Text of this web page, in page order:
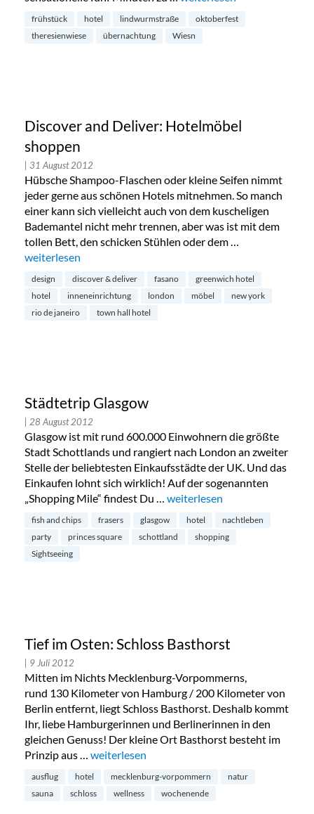
frühstück hotel lindwurmstraße
oktoberfest
theresienwiese
übernachtung Wiesn
Discover and Deliver: Hotelmöbel
shoppen
| 31 August 2012
Hübsche Shampoo-Flaschen oder kleine Seifen nimmt
jeder gerne aus schönen Hotels mitnehmen. So manch
einer kann sich vielleicht auch von dem kuscheligen
Bademantel nicht mehr trennen, aber was ist mit dem
tollen Bett, den schicken Stühlen oder dem …
„Discover and Deliver: Hotelmöbel shoppen“
weiterlesen
design discover & deliver fasano
greenwich hotel
hotel
inneneinrichtung london möbel
new york
rio de janeiro
town hall hotel
Städtetrip Glasgow
| 28 August 2012
Glasgow ist mit rund 600.000 Einwohnern die größte
Stadt Schottlands und rangiert nach London an zweiter
Stelle der beliebtesten Einkaufsstädte der UK. Und das
Einkaufen lohnt sich wirklich! Auf der sogenannten
„Shopping Mile“ findest Du … „Städtetrip Glasgow“
weiterlesen
fish and chips frasers glasgow hotel
nachtleben
party
princes square schottland
shopping
Sightseeing
Tief im Osten: Schloss Basthorst
| 9 Juli 2012
Mitten im Nichts Mecklenburg-Vorpommerns,
rund 130 Kilometer von Hamburg / 200 Kilometer von
Berlin entfernt, liegt Schloss Basthorst. Deshalb kommt
Ihr, liebe Hamburgerinnen und Berlinerinnen in den
gleichen Genuss! Der kleine Ort Basthorst besteht im
Prinzip aus … „Tief im Osten: Schloss Basthorst“
weiterlesen
ausflug hotel mecklenburg-vorpommern
natur
sauna
schloss wellness wochenende